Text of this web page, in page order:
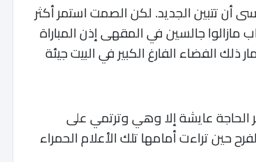
أن تتبين الجديد. لكن الصمت استمر أكثر
مازالوا جالسين في المقهى إذن المباراة
ذلك الفضاء الفارغ الكبير في البيت جيئة
الحاجة عايشة إلا وهي وترتمي على
حين تراءت أمامها تلك الأعلام الحمراء